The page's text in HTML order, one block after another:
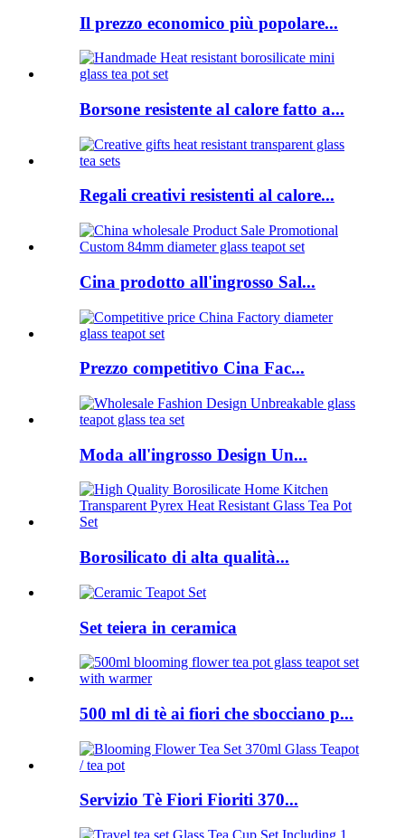
Il prezzo economico più popolare...
Borsone resistente al calore fatto a...
Regali creativi resistenti al calore...
Cina prodotto all'ingrosso Sal...
Prezzo competitivo Cina Fac...
Moda all'ingrosso Design Un...
Borosilicato di alta qualità...
Set teiera in ceramica
500 ml di tè ai fiori che sbocciano p...
Servizio Tè Fiori Fioriti 370...